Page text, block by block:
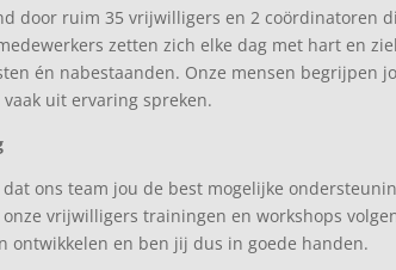
door ruim 35 vrijwilligers en 2 coördinatoren
zetten zich elke dag met hart en
én nabestaanden. Onze mensen begrijpen
uit ervaring spreken.
ons team jou de best mogelijke
vrijwilligers trainingen en workshops
ontwikkelen en ben jij dus in goede handen.